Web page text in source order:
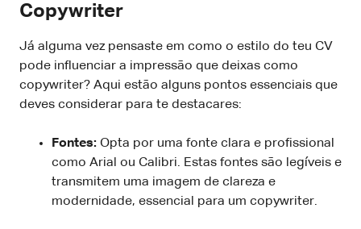
Copywriter
Já alguma vez pensaste em como o estilo do teu CV
pode influenciar a impressão que deixas como
copywriter? Aqui estão alguns pontos essenciais que
deves considerar para te destacares:
Fontes: Opta por uma fonte clara e profissional
como Arial ou Calibri. Estas fontes são legíveis e
transmitem uma imagem de clareza e
modernidade, essencial para um copywriter.